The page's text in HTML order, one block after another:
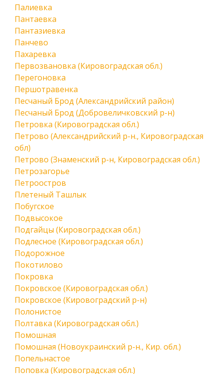
Палиевка
Пантаевка
Пантазиевка
Панчево
Пахаревка
Первозвановка (Кировоградская обл.)
Перегоновка
Першотравенка
Песчаный Брод (Александрийский район)
Песчаный Брод (Добровеличковский р-н)
Петровка (Кировоградская обл.)
Петрово (Александрийский р-н., Кировоградская
обл)
Петрово (Знаменский р-н, Кировоградская обл.)
Петрозагорье
Петроостров
Плетеный Ташлык
Побугское
Подвысокое
Подгайцы (Кировоградская обл.)
Подлесное (Кировоградская обл.)
Подорожное
Покотилово
Покровка
Покровское (Кировоградская обл.)
Покровское (Кировоградский р-н)
Полонистое
Полтавка (Кировоградская обл.)
Помошная
Помошная (Новоукраинский р-н., Кир. обл.)
Попельнастое
Поповка (Кировоградская обл.)